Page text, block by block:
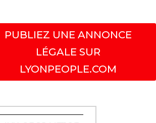
PUBLIEZ UNE ANNONCE
LÉGALE SUR
LYONPEOPLE.COM